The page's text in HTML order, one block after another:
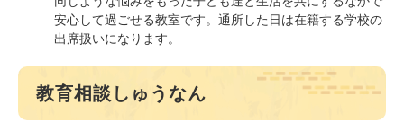
安心して過ごせる教室です。通所した日は在籍する学校の
出席扱いになります。
教育相談しゅうなん